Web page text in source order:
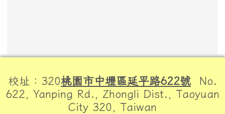
校址：320桃園市中壢區延平路622號 No.
622, Yanping Rd., Zhongli Dist., Taoyuan
City 320, Taiwan